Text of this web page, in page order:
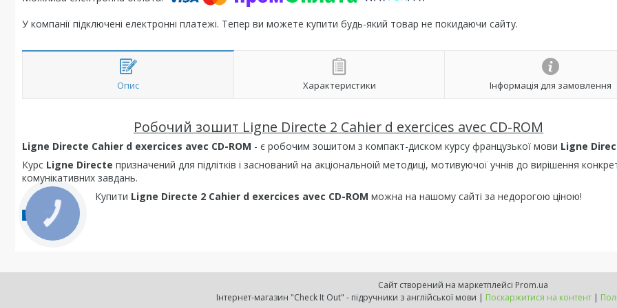
У компанії підключені електронні платежі. Тепер ви можете купити будь-який товар не покидаючи сайту.
Опис Характеристики Інформація для замовлення
Робочий зошит Ligne Directe 2 Cahier d exercices avec CD-ROM
Ligne Directe Cahier d exercices avec CD-ROM - є робочим зошитом з компакт-диском курсу французької мови Ligne
Курс Ligne Directe призначений для підлітків і заснований на акціональноій методиці, мотивуючої учнів до вирішення
комунікативних завдань.
Купити Ligne Directe 2 Cahier d exercices avec CD-ROM можна на нашому сайті за недорогою ціною!
Сайт створений на маркетплейсі Prom.ua
Інтернет-магазин "Check It Out" - підручники з англійської мови | Поскаржитися на контент |
КНОПКА
ЗВ'ЯЗКУ